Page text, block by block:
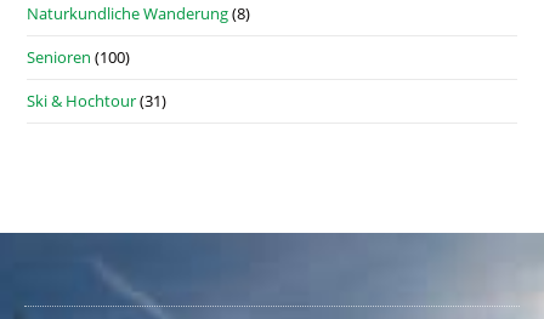
Naturkundliche Wanderung(8)
Senioren (100)
Ski & Hochtour(31)